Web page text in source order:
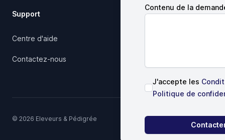
Contenu de la
J'accepte les
Politique de
Support
Centre d'aide
Contactez-nous
© 2026 Eleveurs & Pédigrée